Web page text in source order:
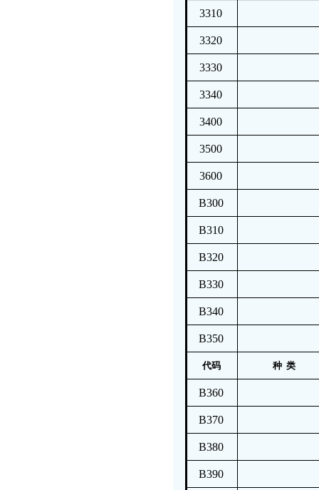
3310
3320
3330
3340
3400
3500
3600
B300
B310
B320
B330
B340
B350
代码 种 类
B360
B370
B380
B390